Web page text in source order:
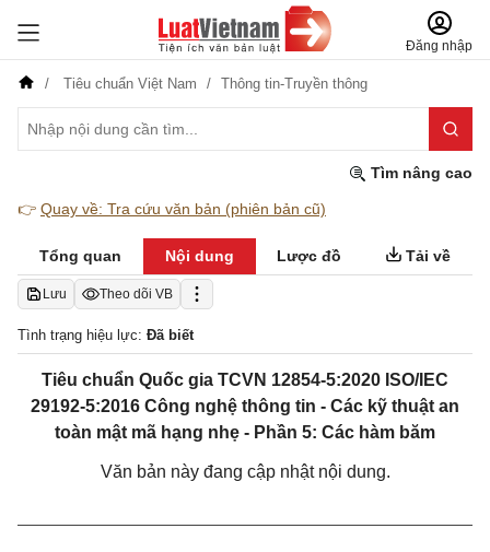
Đăng nhập
Tiêu chuẩn Việt Nam Thông tin-Truyền thông
Tìm nâng cao
👉 Quay về: Tra cứu văn bản (phiên bản cũ)
Tổng quan Nội dung Lược đồ Tải về
Lưu Theo dõi VB
Tình trạng hiệu lực: Đã biết
Tiêu chuẩn Quốc gia TCVN 12854-5:2020 ISO/IEC
29192-5:2016 Công nghệ thông tin - Các kỹ thuật an
toàn mật mã hạng nhẹ - Phần 5: Các hàm băm
Văn bản này đang cập nhật nội dung.